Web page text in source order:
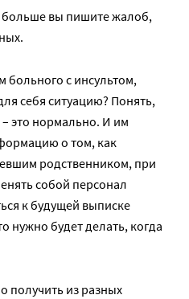
больше вы пишите жалоб,
больного с инсультом,
себя ситуацию? Понять,
– это нормально. И им
о том, как
родственником, при
собой персонал
к будущей выписке
нужно будет делать, когда
из разных